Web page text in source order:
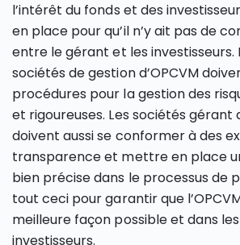
l’intérêt du fonds et des
en place pour qu’il n’y ait pas de
entre le gérant et les investisseurs.
sociétés de gestion d’OPCVM
procédures pour la gestion des
et rigoureuses. Les sociétés gérant
doivent aussi se conformer à des
transparence et mettre en place
bien précise dans le processus de
tout ceci pour garantir que
meilleure façon possible et dans
investisseurs.